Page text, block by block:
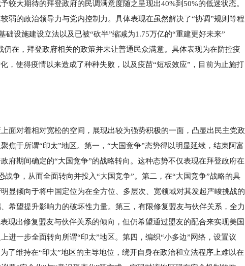
大期待的拜登政府的民调满意度随之呈现出40%到50%的低迷状态。
弱的政治领导力与党内控制力。具体表现在虽然解决了“协调”规则等程
设施建设立法以及已被“砍半”缩减为1.75万亿的“重建更好未来”
在，拜登政府相关的政策并未让普通民众满意。具体表现为在防控疫
，使得疫情以来造成了种种失败，以及疫苗“短板效应”，目前为止施打
面对着相对宽松的空间，展现出较为强势积极的一面，凸显出民主党政
焦于所谓“印太”地区。第一，“大国竞争”态势得以明显延续，结束阿富
府期间确定的“大国竞争”的战略转向。这种态势不仅表现在拜登政府在
争，从而全面转向并投入“大国竞争”。第二，在“大国竞争”战略的具
显倾向于将中国定位为在全方位、多层次、宽领域对其发起严峻挑战的
希望提升影响力的破坏性力量。第三，有限修复盟友与伙伴关系，全力
现出修复盟友与伙伴关系的倾向，但仍希望通过盟友的配合来实现美国
进一步全面转向所谓“印太”地区。第四，编织“小多边”网络，设置议
了维持在“印太”地区的主导地位，绕开自身在政治和立法程序上难以在